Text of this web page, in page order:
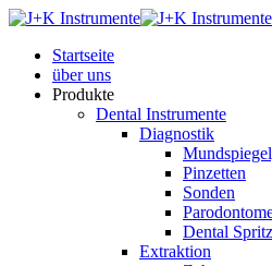
Startseite
über uns
Produkte
Dental Instrumente
Diagnostik
Pinzetten
Sonden
Dental
Extraktion